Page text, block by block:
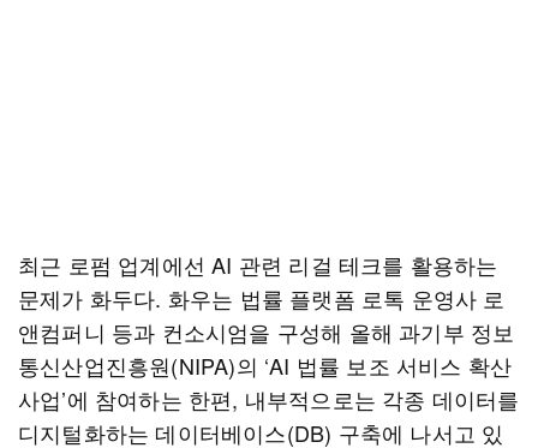
최근 로펌 업계에선 AI 관련 리걸 테크를 활용하는
문제가 화두다. 화우는 법률 플랫폼 로톡 운영사 로
앤컴퍼니 등과 컨소시엄을 구성해 올해 과기부 정보
통신산업진흥원(NIPA)의 ‘AI 법률 보조 서비스 확산
사업’에 참여하는 한편, 내부적으로는 각종 데이터를
디지털화하는 데이터베이스(DB) 구축에 나서고 있